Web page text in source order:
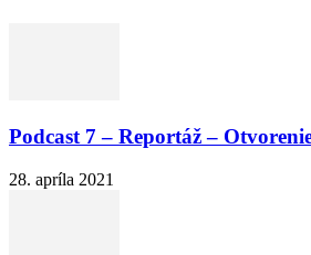
Podcast 7 – Reportáž –
28. apríla 2021